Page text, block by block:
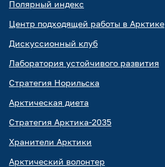
Полярный индекс
Центр подходящей работы в Арктике
Дискуссионный клуб
Лаборатория устойчивого развития
Стратегия Норильска
Арктическая диета
Стратегия Арктика-2035
Хранители Арктики
Арктический волонтер